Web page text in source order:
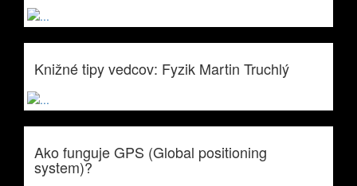
Knižné tipy vedcov: Fyzik Martin Truchlý
Ako funguje GPS (Global positioning
system)?